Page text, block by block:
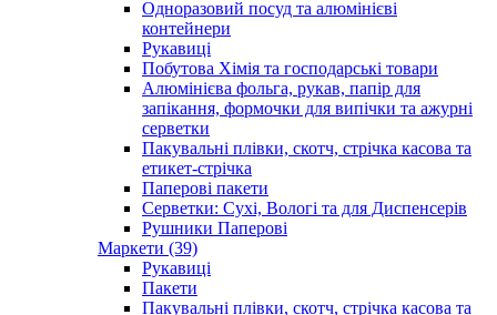
Одноразовий посуд та алюмінієві
контейнери
Рукавиці
Побутова Хімія та господарські товари
Алюмінієва фольга, рукав, папір для
запікання, формочки для випічки та ажурні
серветки
Пакувальні плівки, скотч, стрічка касова та
етикет-стрічка
Паперові пакети
Серветки: Сухі, Вологі та для Диспенсерів
Рушники Паперові
Маркети (39)
Рукавиці
Пакети
Пакувальні плівки, скотч, стрічка касова та